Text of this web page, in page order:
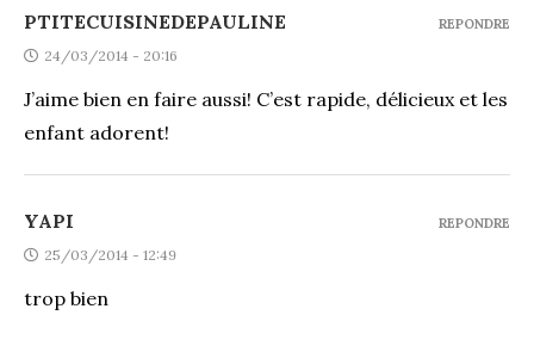
PTITECUISINEDEPAULINE
24/03/2014 - 20:16
J’aime bien en faire aussi! C’est rapide, délicieux et les
enfant adorent!
REPONDRE
YAPI
25/03/2014 - 12:49
trop bien
REPONDRE